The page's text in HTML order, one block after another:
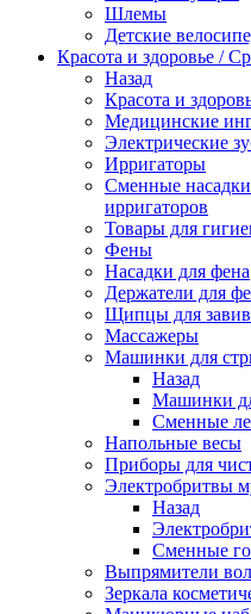
Шлемы
Детские
Красота и здоровье /
Назад
Красота и
Медицинские
Электрические
Ирригаторы
Сменные
ирригаторов
Товары для
Фены
Насадки для фена
Держатели для
Щипцы для
Массажеры
Машинки для
Назад
Машинки
Сменные
Напольные весы
Приборы для
Электробритвы
Назад
Сменные
Выпрямители
Зеркала